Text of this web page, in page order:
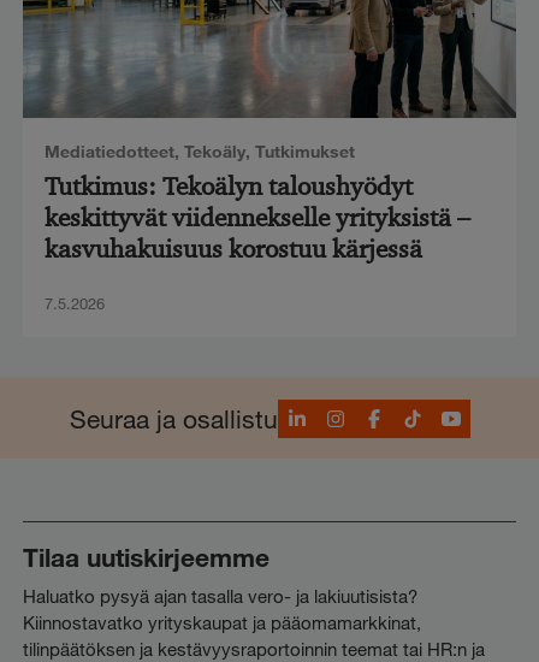
Mediatiedotteet, Tekoäly, Tutkimukset
Tutkimus: Tekoälyn taloushyödyt
keskittyvät viidennekselle yrityksistä –
kasvuhakuisuus korostuu kärjessä
7.5.2026
Seuraa ja osallistuLinkedInInstagram
Facebook
TikTokYouTube
Tilaa uutiskirjeemme
Haluatko pysyä ajan tasalla vero- ja lakiuutisista?
Kiinnostavatko yrityskaupat ja pääomamarkkinat,
tilinpäätöksen ja kestävyysraportoinnin teemat tai HR:n ja